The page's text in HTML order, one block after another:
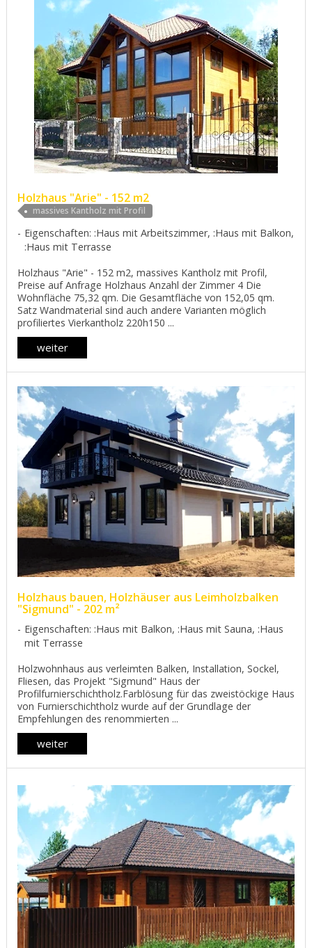
Holzhaus "Arie" - 152 m2
massives Kantholz mit Profil
Eigenschaften: :Haus mit Arbeitszimmer, :Haus mit Balkon,
:Haus mit Terrasse
Holzhaus "Arie" - 152 m2, massives Kantholz mit Profil,
Preise auf Anfrage Holzhaus Anzahl der Zimmer 4 Die
Wohnfläche 75,32 qm. Die Gesamtfläche von 152,05 qm.
Satz Wandmaterial sind auch andere Varianten möglich
profiliertes Vierkantholz 220h150 ...
weiter
Holzhaus bauen, Holzhäuser aus Leimholzbalken
"Sigmund" - 202 m²
Eigenschaften: :Haus mit Balkon, :Haus mit Sauna, :Haus
mit Terrasse
Holzwohnhaus aus verleimten Balken, Installation, Sockel,
Fliesen, das Projekt "Sigmund" Haus der
Profilfurnierschichtholz.Farblösung für das zweistöckige Haus
von Furnierschichtholz wurde auf der Grundlage der
Empfehlungen des renommierten ...
weiter